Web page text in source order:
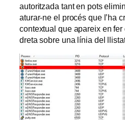
autoritzada tant en pots
aturar-ne el procés que l’ha
contextual que apareix en
dreta sobre una línia del